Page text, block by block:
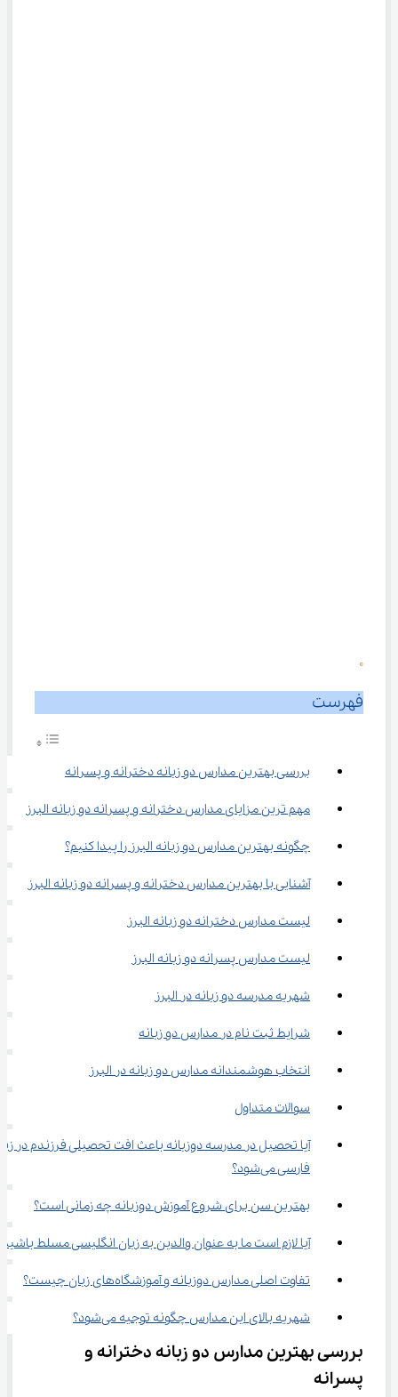
0
فهرست
بررسی بهترین مدارس دو زبانه دخترانه و پسرانه
مهم ترین مزایای مدارس دخترانه و پسرانه دو زبانه البرز
چگونه بهترین مدارس دو زبانه البرز را پیدا کنیم؟
آشنایی با بهترین مدارس دخترانه و پسرانه دو زبانه البرز
لیست مدارس دخترانه دو زبانه البرز
لیست مدارس پسرانه دو زبانه البرز
شهریه مدرسه دو زبانه در البرز
شرایط ثبت نام در مدارس دو زبانه
انتخاب هوشمندانه مدارس دو زبانه در البرز
سوالات متداول
آیا تحصیل در مدرسه دوزبانه باعث افت تحصیلی فرزندم در
فارسی می‌شود؟
بهترین سن برای شروع آموزش دوزبانه چه زمانی است؟
آیا لازم است ما به عنوان والدین به زبان انگلیسی مسلط
تفاوت اصلی مدارس دوزبانه و آموزشگاه‌های زبان چیست؟
شهریه بالای این مدارس چگونه توجیه می‌شود؟
بررسی بهترین مدارس دو زبانه دخترانه و
پسرانه